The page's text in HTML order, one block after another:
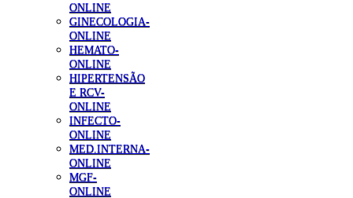
ONLINE
GINECOLOGIA-
ONLINE
HEMATO-
ONLINE
HIPERTENSÃO
E RCV-
ONLINE
INFECTO-
ONLINE
MED.INTERNA-
ONLINE
MGF-
ONLINE